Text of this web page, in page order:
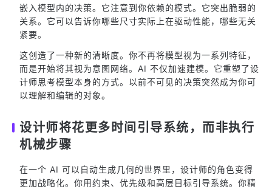
嵌入模型内的决策。它注意到你依赖的模式。它突出脆弱的
关系。它可以告诉你哪些尺寸实际上在驱动性能，哪些无关
紧要。
这创造了一种新的清晰度。你不再将模型视为一系列特征，
而是开始将其视为意图网络。AI 不仅加速建模。它重塑了设
计师思考模型本身的方式。以前不可见的决策突然成为你可
以理解和编辑的对象。
设计师将花更多时间引导系统，而非执行
机械步骤
在一个 AI 可以自动生成几何的世界里，设计师的角色变得
更加战略化。你用约束、优先级和高层目标引导系统。你精